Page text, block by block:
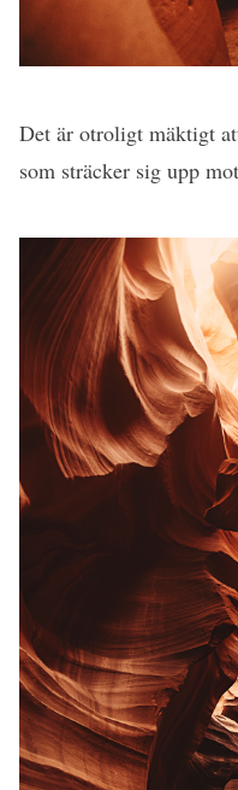
Det är otroligt mäktigt
som sträcker sig upp